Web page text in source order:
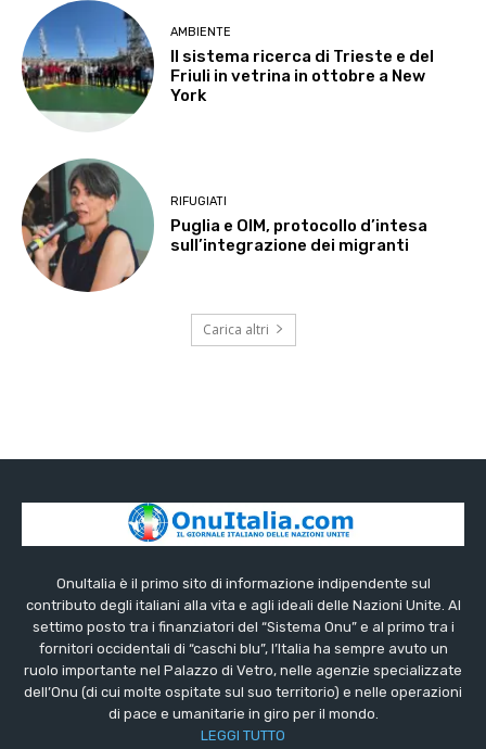
AMBIENTE
Il sistema ricerca di Trieste e del
Friuli in vetrina in ottobre a New
York
RIFUGIATI
Puglia e OIM, protocollo d’intesa
sull’integrazione dei migranti
Carica altri
OnuItalia è il primo sito di informazione indipendente sul
contributo degli italiani alla vita e agli ideali delle Nazioni Unite. Al
settimo posto tra i finanziatori del “Sistema Onu” e al primo tra i
fornitori occidentali di “caschi blu”, l’Italia ha sempre avuto un
ruolo importante nel Palazzo di Vetro, nelle agenzie specializzate
dell’Onu (di cui molte ospitate sul suo territorio) e nelle operazioni
di pace e umanitarie in giro per il mondo.
LEGGI TUTTO